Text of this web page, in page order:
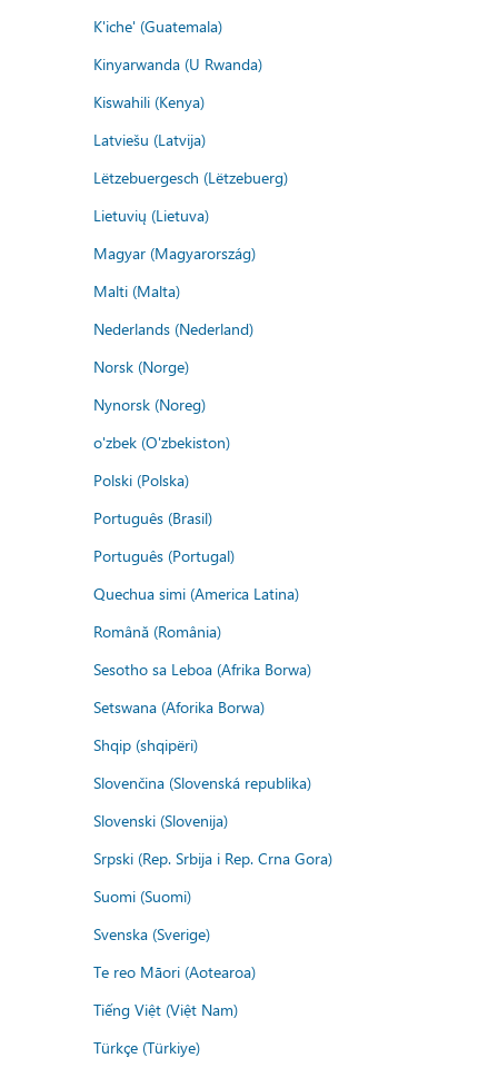
K'iche' (Guatemala)
Kinyarwanda (U Rwanda)
Kiswahili (Kenya)
Latviešu (Latvija)
Lëtzebuergesch (Lëtzebuerg)
Lietuvių (Lietuva)
Magyar (Magyarország)
Malti (Malta)
Nederlands (Nederland)
Norsk (Norge)
Nynorsk (Noreg)
o'zbek (O'zbekiston)
Polski (Polska)
Português (Brasil)
Português (Portugal)
Quechua simi (America Latina)
Română (România)
Sesotho sa Leboa (Afrika Borwa)
Setswana (Aforika Borwa)
Shqip (shqipëri)
Slovenčina (Slovenská republika)
Slovenski (Slovenija)
Srpski (Rep. Srbija i Rep. Crna Gora)
Suomi (Suomi)
Svenska (Sverige)
Te reo Māori (Aotearoa)
Tiếng Việt (Việt Nam)
Türkçe (Türkiye)